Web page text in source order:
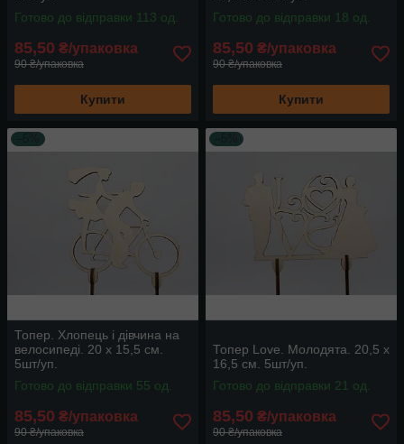
Готово до відправки 113 од.
85,50 ₴/упаковка
90 ₴/упаковка
Купити
Готово до відправки 18 од.
85,50 ₴/упаковка
90 ₴/упаковка
Купити
Топер. Хлопець і дівчина на
велосипеді. 20 х 15,5 см.
5шт/уп.
Готово до відправки 55 од.
85,50 ₴/упаковка
90 ₴/упаковка
Топер Love. Молодята. 20,5 х
16,5 см. 5шт/уп.
Готово до відправки 21 од.
85,50 ₴/упаковка
90 ₴/упаковка